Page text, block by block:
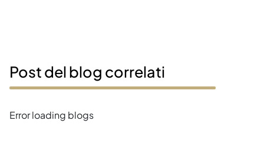
Post del blog correlati
Error loading blogs